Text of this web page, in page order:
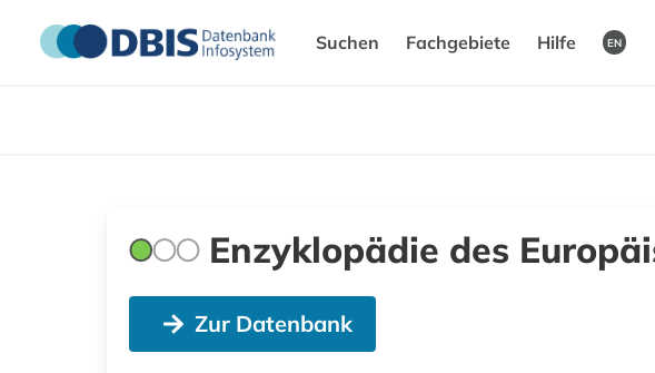
Suchen Fachgebiete Hilfe EN
Enzyklopädie des
Zur Datenbank